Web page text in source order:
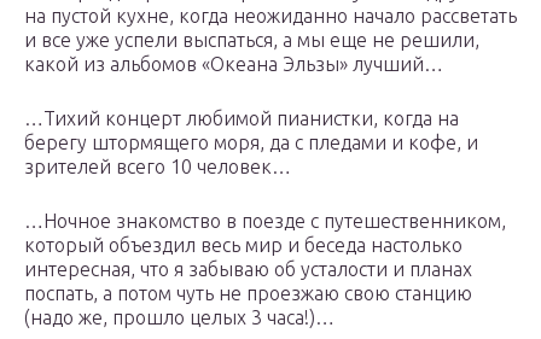
на пустой кухне, когда неожиданно начало рассветать
и все уже успели выспаться, а мы еще не решили,
какой из альбомов «Океана Эльзы» лучший…
…Тихий концерт любимой пианистки, когда на
берегу штормящего моря, да с пледами и кофе, и
зрителей всего 10 человек…
…Ночное знакомство в поезде с путешественником,
который объездил весь мир и беседа настолько
интересная, что я забываю об усталости и планах
поспать, а потом чуть не проезжаю свою станцию
(надо же, прошло целых 3 часа!)…